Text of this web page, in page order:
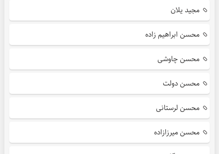
مجید یلان
محسن ابراهیم زاده
محسن چاوشی
محسن دولت
محسن لرستانی
محسن میرزازاده